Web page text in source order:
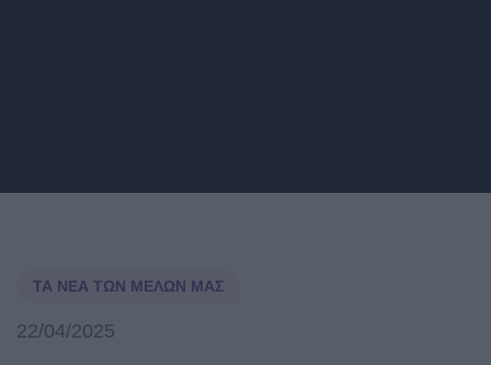
ΤΑ ΝΈΑ ΤΩΝ ΜΕΛΏΝ ΜΑΣ
22/04/2025